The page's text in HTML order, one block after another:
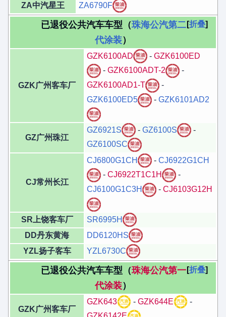
ZA中汽星王
ZA6790F
折叠
已退役公共汽车车型（珠海公汽第二
代涂装）
GZK广州客车厂
GZK6100AD - GZK6100ED
- GZK6100ADT-2
-
GZK6100AD1-T
-
GZK6100ED5
- GZK6101AD2
GZ广州珠江
GZ6921S - GZ6100S
-
GZ6100SC
CJ常州长江
CJ6800G1CH - CJ6922G1CH
- CJ6922T1C1H
-
CJ6100G1C3H
- CJ6103G12H
SR上饶客车厂
SR6995H
DD丹东黄海
DD6120HS
YZL扬子客车
YZL6730C
折叠
已退役公共汽车车型（珠海公汽第一
代涂装）
GZK广州客车厂
GZK643 - GZK644E
-